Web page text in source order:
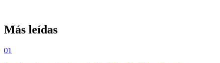
Más leídas
01